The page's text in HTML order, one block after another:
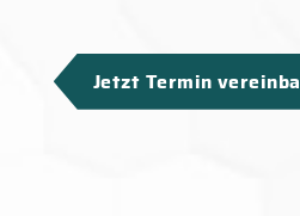
Jetzt Termin